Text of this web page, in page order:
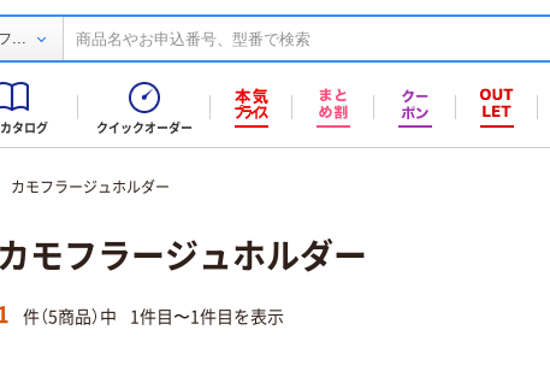
...
タログ クイックオーダー
カモフラージュホルダー
カモフラージュホルダー
件（5商品）中 1件目〜1件目を表示